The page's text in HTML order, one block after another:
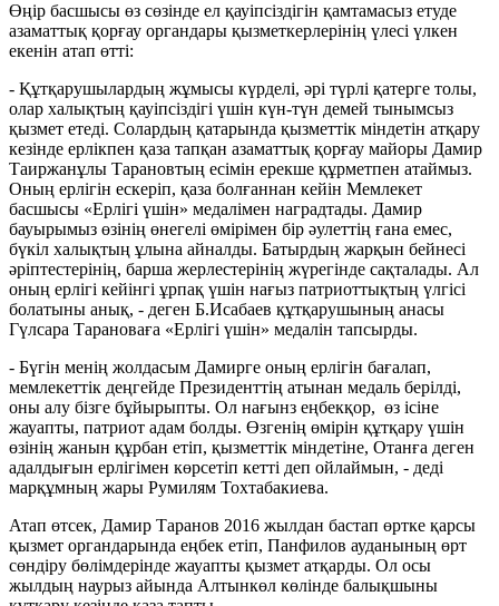
Өңір басшысы өз сөзінде ел қауіпсіздігін қамтамасыз етуде
азаматтық қорғау органдары қызметкерлерінің үлесі үлкен
екенін атап өтті:
- Құтқарушылардың жұмысы күрделі, әрі түрлі қатерге толы,
олар халықтың қауіпсіздігі үшін күн-түн демей тынымсыз
қызмет етеді. Солардың қатарында қызметтік міндетін атқару
кезінде ерлікпен қаза тапқан азаматтық қорғау майоры Дамир
Таиржанұлы Тарановтың есімін ерекше құрметпен атаймыз.
Оның ерлігін ескеріп, қаза болғаннан кейін Мемлекет
басшысы «Ерлігі үшін» медалімен наградтады. Дамир
бауырымыз өзінің өнегелі өмірімен бір әулеттің ғана емес,
бүкіл халықтың ұлына айналды. Батырдың жарқын бейнесі
әріптестерінің, барша жерлестерінің жүрегінде сақталады. Ал
оның ерлігі кейінгі ұрпақ үшін нағыз патриоттықтың үлгісі
болатыны анық, - деген Б.Исабаев құтқарушының анасы
Гүлсара Тарановаға «Ерлігі үшін» медалін тапсырды.
- Бүгін менің жолдасым Дамирге оның ерлігін бағалап,
мемлекеттік деңгейде Президенттің атынан медаль берілді,
оны алу бізге бұйырыпты. Ол нағынз еңбекқор, өз ісіне
жауапты, патриот адам болды. Өзгенің өмірін құтқару үшін
өзінің жанын құрбан етіп, қызметтік міндетіне, Отанға деген
адалдығын ерлігімен көрсетіп кетті деп ойлаймын, - деді
марқұмның жары Румилям Тохтабакиева.
Атап өтсек, Дамир Таранов 2016 жылдан бастап өртке қарсы
қызмет органдарында еңбек етіп, Панфилов ауданының өрт
сөндіру бөлімдерінде жауапты қызмет атқарды. Ол осы
жылдың наурыз айында Алтынкөл көлінде балықшыны